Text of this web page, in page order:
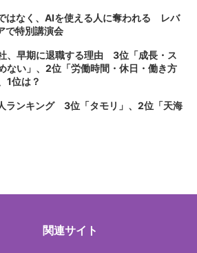
はなく、AIを使える人に奪われる レバ
で特別講演会
、早期に退職する理由 3位「成長・ス
ない」、2位「労働時間・休日・働き方
1位は？
ランキング 3位「タモリ」、2位「天海
関連サイト